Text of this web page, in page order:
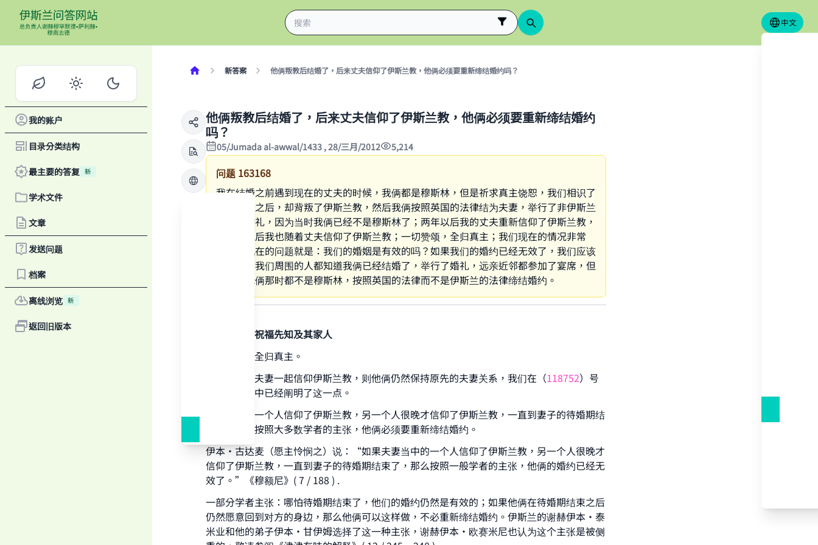
中文
我的账户
目录分类结构
最主要的答复 新
学术文件
文章
发送问题
档案
离线浏览 新
返回旧版本
新答案 他俩叛教后结婚了，后来丈夫信仰了伊斯兰教，他俩必须要重新缔结婚约吗？
他俩叛教后结婚了，后来丈夫信仰了伊斯兰教，他俩必须要重新缔结婚约
吗？
05/Jumada al-awwal/1433 , 28/三月/2012 5,214
问题 163168
我在结婚之前遇到现在的丈夫的时候，我俩都是穆斯林，但是祈求真主饶恕，我们相识了
一段时间之后，却背叛了伊斯兰教，然后我俩按照英国的法律结为夫妻，举行了非伊斯兰
方式的婚礼，因为当时我俩已经不是穆斯林了；两年以后我的丈夫重新信仰了伊斯兰教，
几个月之后我也随着丈夫信仰了伊斯兰教；一切赞颂，全归真主；我们现在的情况非常
好；我现在的问题就是：我们的婚姻是有效的吗？如果我们的婚约已经无效了，我们应该
怎么做？我们周围的人都知道我俩已经结婚了，举行了婚礼，远亲近邻都参加了宴席，但
问题是我俩那时都不是穆斯林，按照英国的法律而不是伊斯兰的法律缔结婚约。
感谢真主，祝福先知及其家人
一切赞颂，全归真主。
如果叛教的夫妻一起信仰伊斯兰教，则他俩仍然保持原先的夫妻关系，我们在（118752）号
问题的回答中已经阐明了这一点。
如果其中的一个人信仰了伊斯兰教，另一个人很晚才信仰了伊斯兰教，一直到妻子的待婚期结
束了，那么按照大多数学者的主张，他俩必须要重新缔结婚约。
伊本·古达麦（愿主怜悯之）说：“如果夫妻当中的一个人信仰了伊斯兰教，另一个人很晚才
信仰了伊斯兰教，一直到妻子的待婚期结束了，那么按照一般学者的主张，他俩的婚约已经无
效了。”《穆额尼》( 7 / 188 ) .
一部分学者主张：哪怕待婚期结束了，他们的婚约仍然是有效的；如果他俩在待婚期结束之后
仍然愿意回到对方的身边，那么他俩可以这样做，不必重新缔结婚约。伊斯兰的谢赫伊本·泰
米业和他的弟子伊本·甘伊姆选择了这一种主张，谢赫伊本·欧赛米尼也认为这个主张是被侧
Make an impact on millions of lives with your
contribution today
Your support is crucial for our mission.
The Prophet (ﷺ) said:
"A person who leads others to doing what is good will earn the
same reward as those who do it."